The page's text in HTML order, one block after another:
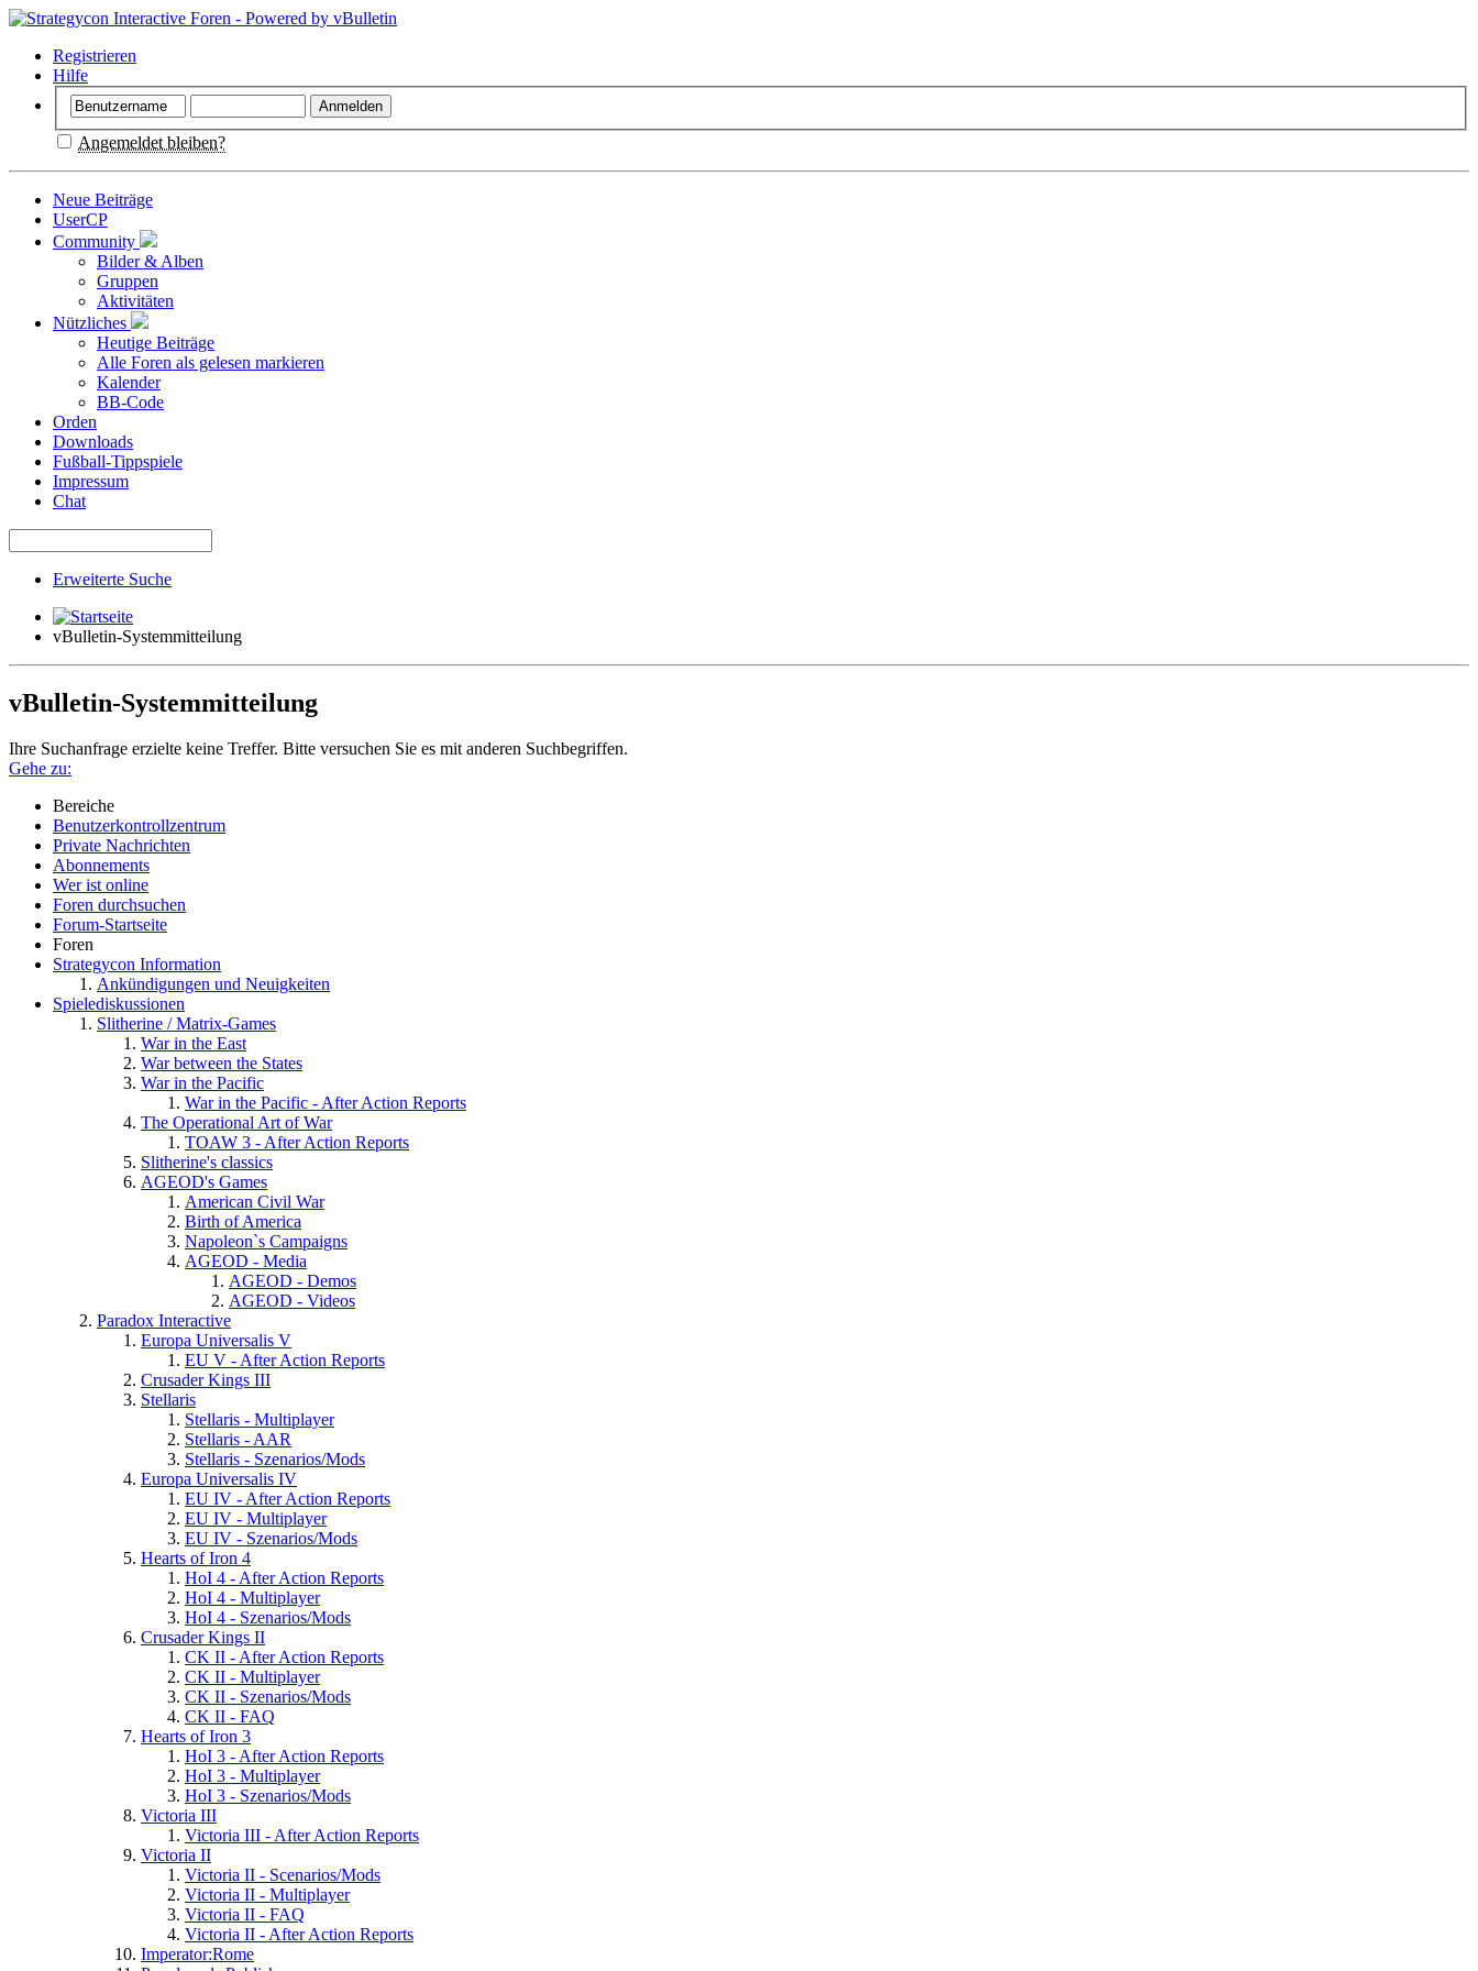
Registrieren
Hilfe
Angemeldet bleiben?
Neue Beiträge
UserCP
Community
Bilder & Alben
Gruppen
Aktivitäten
Nützliches
Heutige Beiträge
Alle Foren als gelesen markieren
Kalender
BB-Code
Orden
Downloads
Fußball-Tippspiele
Impressum
Chat
Erweiterte Suche
vBulletin-Systemmitteilung
vBulletin-Systemmitteilung
Ihre Suchanfrage erzielte keine Treffer. Bitte versuchen Sie es mit anderen Suchbegriffen.
Gehe zu:
Bereiche
Benutzerkontrollzentrum
Private Nachrichten
Abonnements
Wer ist online
Foren durchsuchen
Forum-Startseite
Foren
Strategycon Information
Ankündigungen und Neuigkeiten
Spielediskussionen
Slitherine / Matrix-Games
War in the East
War between the States
War in the Pacific
War in the Pacific - After Action Reports
The Operational Art of War
TOAW 3 - After Action Reports
Slitherine's classics
AGEOD's Games
American Civil War
Birth of America
Napoleon`s Campaigns
AGEOD - Media
AGEOD - Demos
AGEOD - Videos
Paradox Interactive
Europa Universalis V
EU V - After Action Reports
Crusader Kings III
Stellaris
Stellaris - Multiplayer
Stellaris - AAR
Stellaris - Szenarios/Mods
Europa Universalis IV
EU IV - After Action Reports
EU IV - Multiplayer
EU IV - Szenarios/Mods
Hearts of Iron 4
HoI 4 - After Action Reports
HoI 4 - Multiplayer
HoI 4 - Szenarios/Mods
Crusader Kings II
CK II - After Action Reports
CK II - Multiplayer
CK II - Szenarios/Mods
CK II - FAQ
Hearts of Iron 3
HoI 3 - After Action Reports
HoI 3 - Multiplayer
HoI 3 - Szenarios/Mods
Victoria III
Victoria III - After Action Reports
Victoria II
Victoria II - Scenarios/Mods
Victoria II - Multiplayer
Victoria II - FAQ
Victoria II - After Action Reports
Imperator:Rome